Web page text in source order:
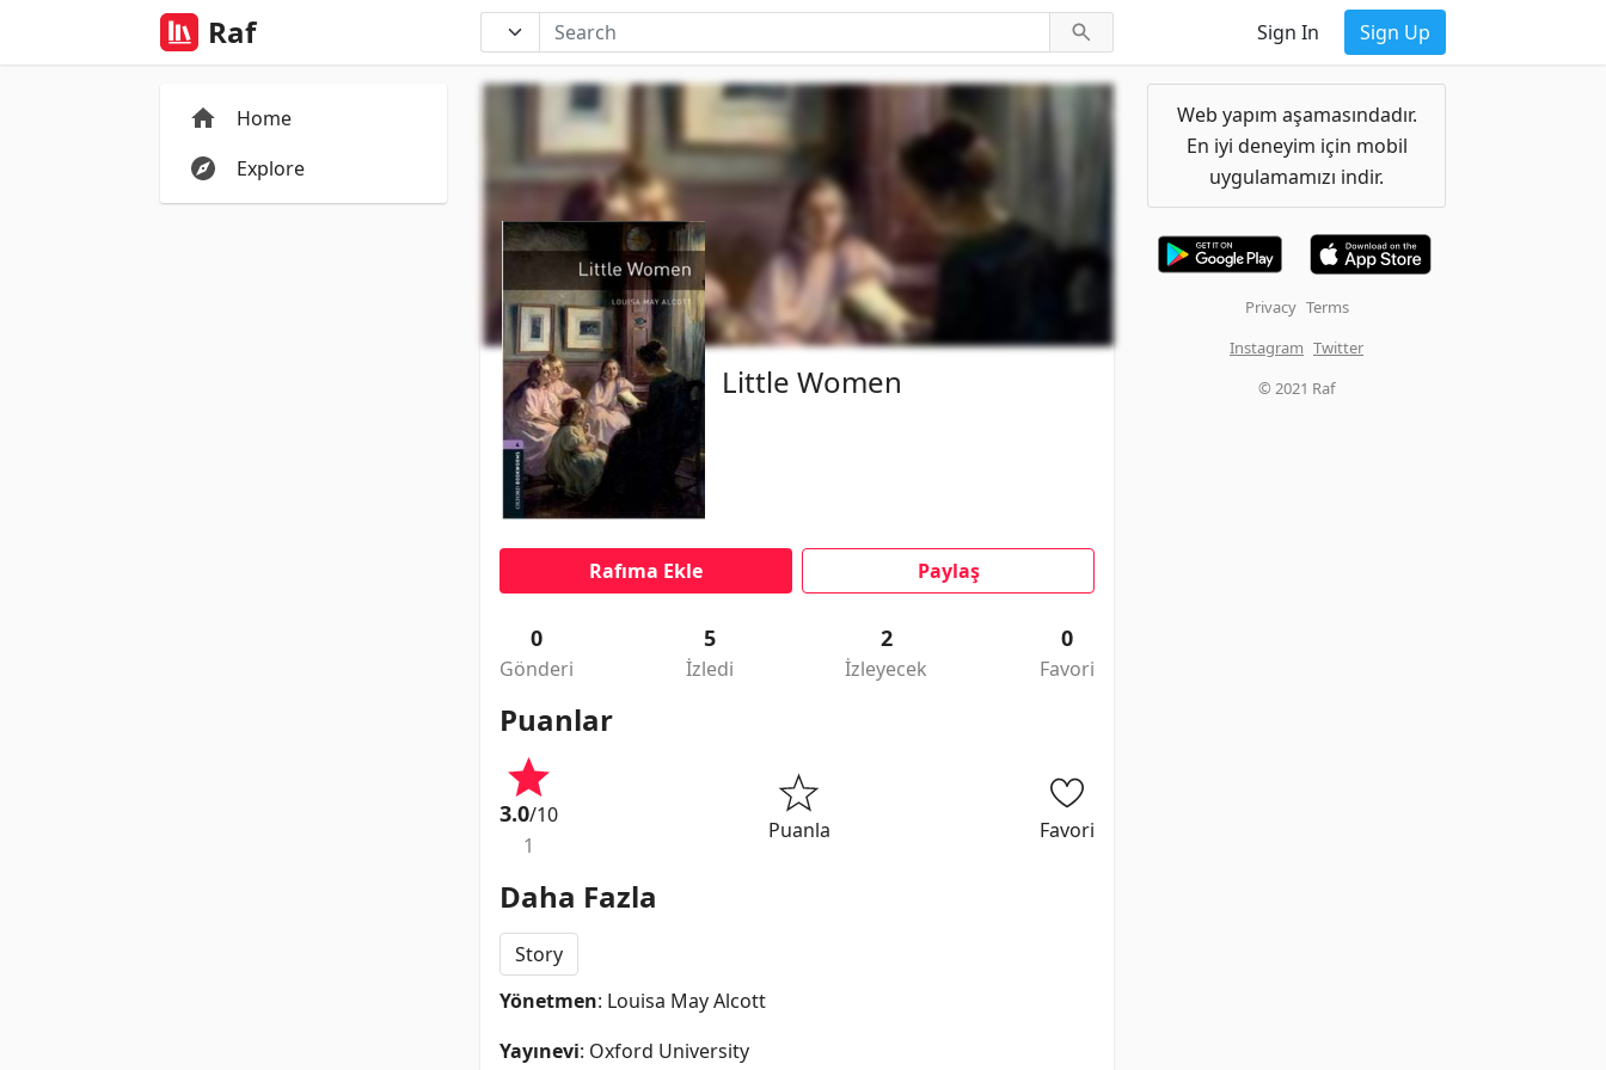
Raf Sign In Sign Up
Home
Explore
Little Women
Rafıma Ekle Paylaş
0
Gönderi
5
İzledi
2
İzleyecek
0
Favori
Puanlar
3.0/10
1
Puanla Favori
Daha Fazla
Story
Yönetmen: Louisa May Alcott
Yayınevi: Oxford University
Web yapım aşamasındadır.
En iyi deneyim için mobil
uygulamamızı indir.
Privacy Terms
Instagram Twitter
© 2021 Raf